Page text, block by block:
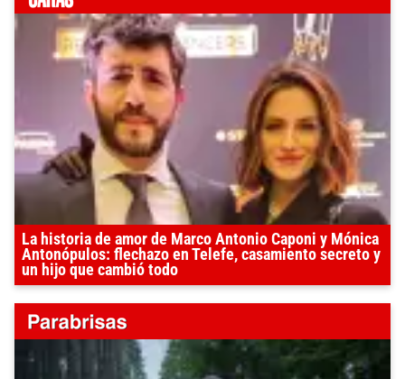
La historia de amor de Marco Antonio Caponi y Mónica
Antonópulos: flechazo en Telefe, casamiento secreto y
un hijo que cambió todo